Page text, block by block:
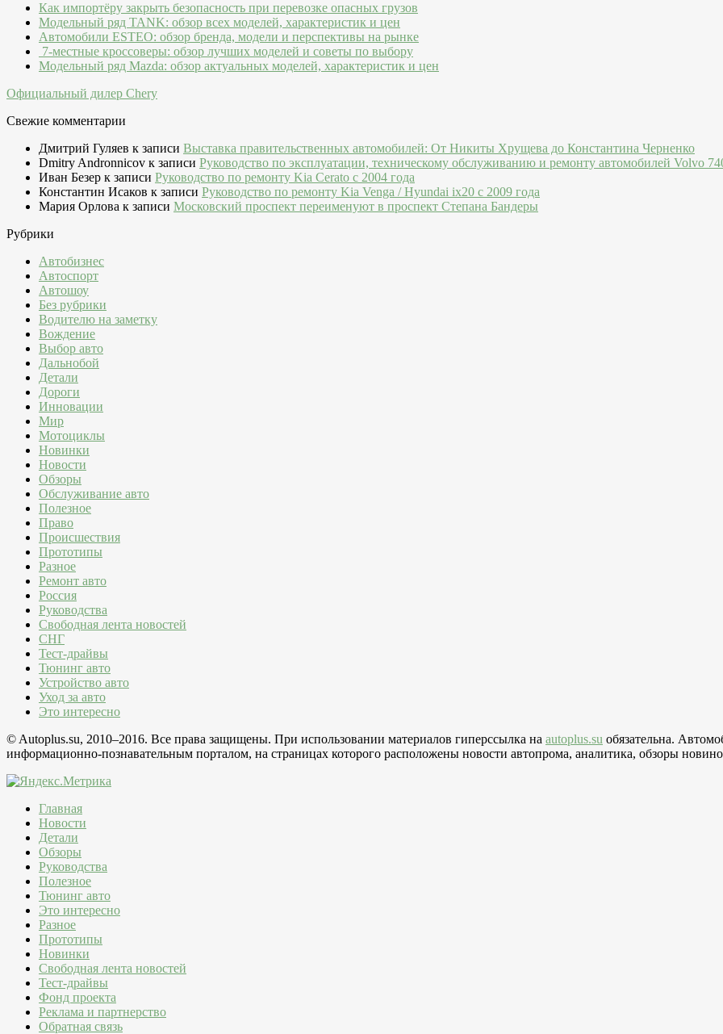
Как импортёру закрыть безопасность при перевозке опасных грузов
Модельный ряд TANK: обзор всех моделей, характеристик и цен
Автомобили ESTEO: обзор бренда, модели и перспективы на рынке
7-местные кроссоверы: обзор лучших моделей и советы по выбору
Модельный ряд Mazda: обзор актуальных моделей, характеристик и цен
Официальный дилер Chery
Свежие комментарии
Дмитрий Гуляев к записи Выставка правительственных автомобилей: От Никиты Хрущева до Константина Черненко
Dmitry Andronnicov к записи Руководство по эксплуатации, техническому обслуживанию и ремонту автомобилей Volvo
Иван Безер к записи Руководство по ремонту Kia Cerato c 2004 года
Константин Исаков к записи Руководство по ремонту Kia Venga / Hyundai ix20 c 2009 года
Мария Орлова к записи Московский проспект переименуют в проспект Степана Бандеры
Рубрики
Автобизнес
Автоспорт
Автошоу
Без рубрики
Водителю на заметку
Вождение
Выбор авто
Дальнобой
Детали
Дороги
Инновации
Мир
Мотоциклы
Новинки
Новости
Обзоры
Обслуживание авто
Полезное
Право
Происшествия
Прототипы
Разное
Ремонт авто
Россия
Руководства
Свободная лента новостей
СНГ
Тест-драйвы
Тюнинг авто
Устройство авто
Уход за авто
Это интересно
© Autoplus.su, 2010–2016. Все права защищены. При использовании материалов гиперссылка на autoplus.su обязательна.
информационно-познавательным порталом, на страницах которого расположены новости автопрома, аналитика, обзоры
Главная
Новости
Детали
Обзоры
Руководства
Полезное
Тюнинг авто
Это интересно
Разное
Прототипы
Новинки
Свободная лента новостей
Тест-драйвы
Фонд проекта
Реклама и партнерство
Обратная связь